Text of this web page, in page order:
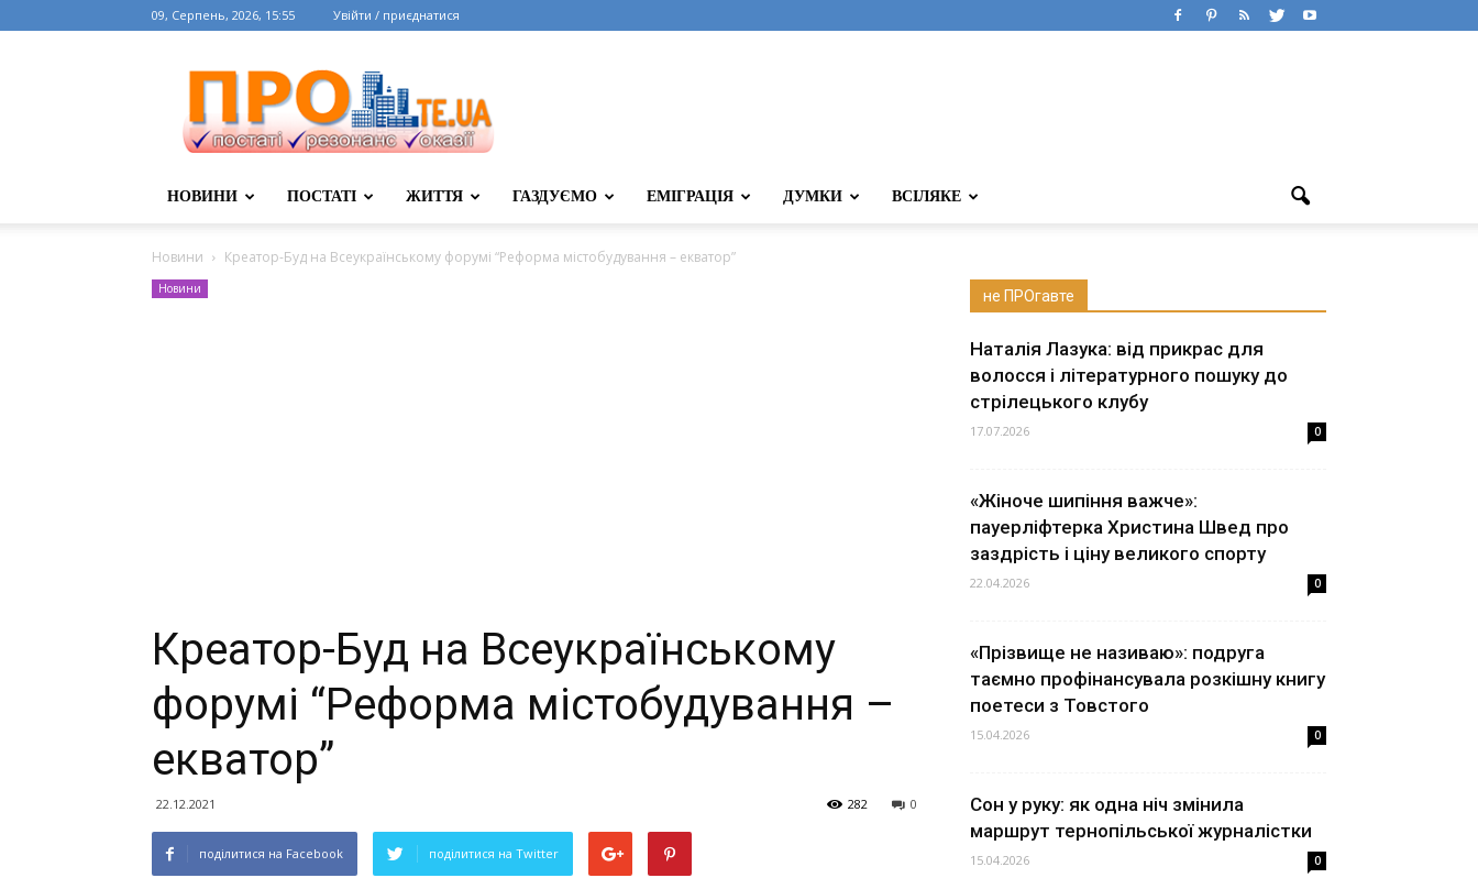
09, Серпень, 2026, 15:55 Увійти / приєднатися
НОВИНИ ПОСТАТІ ЖИТТЯ ГАЗДУЄМО ЕМІГРАЦІЯ ДУМКИ ВСІЛЯКЕ
Новини Креатор-Буд на Всеукраїнському форумі “Реформа містобудування – екватор”
Новини
Креатор-Буд на Всеукраїнському
форумі “Реформа містобудування –
екватор”
22.12.2021 0
282
поділитися на Facebook поділитися на Twitter
не ПРОгавте
Наталія Лазука: від прикрас для
волосся і літературного пошуку до
стрілецького клубу
17.07.2026 0
«Жіноче шипіння важче»:
пауерліфтерка Христина Швед про
заздрість і ціну великого спорту
22.04.2026 0
«Прізвище не називаю»: подруга
таємно профінансувала розкішну книгу
поетеси з Товстого
15.04.2026 0
Сон у руку: як одна ніч змінила
маршрут тернопільської журналістки
15.04.2026 0